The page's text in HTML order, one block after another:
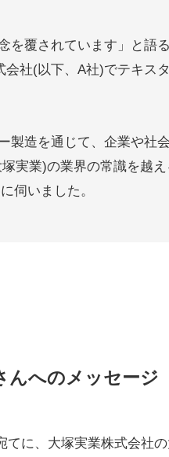
を覆されています」と語
会社(以下、A社)でテキス
製造を通じて、企業や社
実業)の業界の常識を越え
伺いました。
んへのメッセージ
てに、大塚実業株式会社